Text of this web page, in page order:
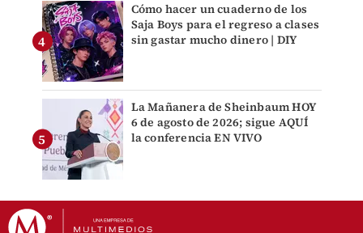
Cómo hacer un cuaderno de los
Saja Boys para el regreso a clases
sin gastar mucho dinero | DIY
La Mañanera de Sheinbaum HOY
6 de agosto de 2026; sigue AQUÍ
la conferencia EN VIVO